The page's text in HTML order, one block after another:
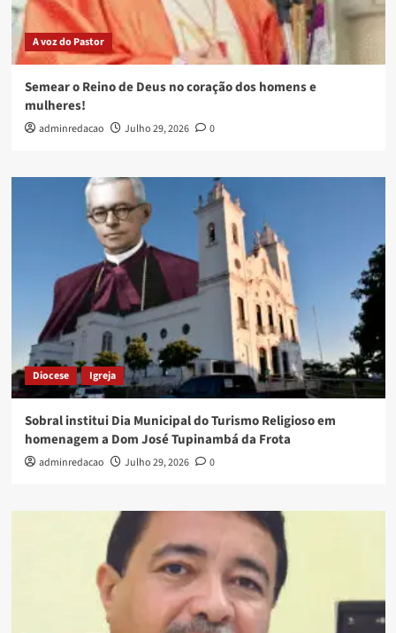
A voz do Pastor
Semear o Reino de Deus no coração dos homens e
mulheres!
adminredacao Julho 29, 2026 0
Diocese Igreja
Sobral institui Dia Municipal do Turismo Religioso em
homenagem a Dom José Tupinambá da Frota
adminredacao Julho 29, 2026 0